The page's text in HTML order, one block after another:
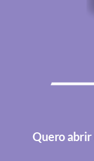
Quero abrir